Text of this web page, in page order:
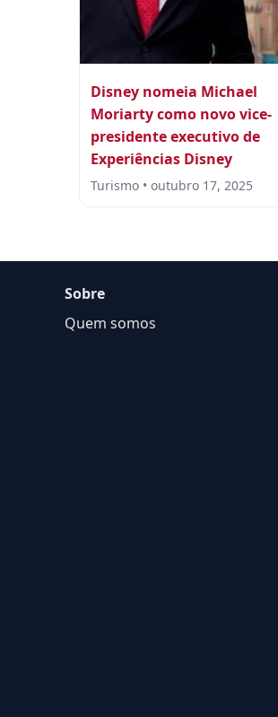
Disney nomeia Michael
Moriarty como novo vice-
presidente executivo de
Experiências Disney
Turismo • outubro 17, 2025
Sobre
Quem somos